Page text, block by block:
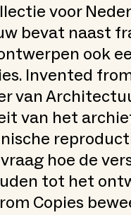
voor
bevat naast
ook
Invented
van
van het
hoe de
tot het
Copies